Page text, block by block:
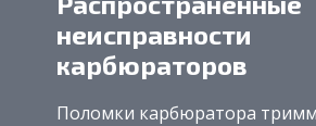
неисправности
карбюраторов
Поломки карбюратора